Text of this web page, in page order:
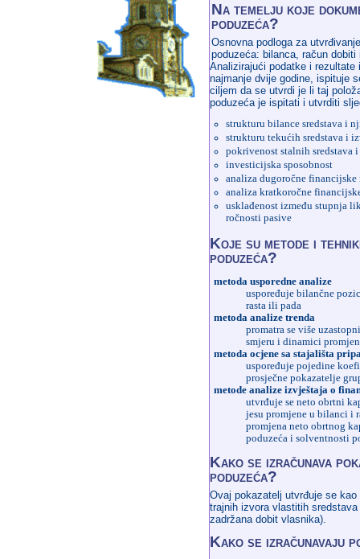
Na temelju koje
poduzeća?
Osnovna podloga za
poduzeća: bilanca, račun
Analizirajući podatke i
najmanje dvije godine, ispituje
ciljem da se utvrdi je li taj
poduzeća je ispitati i utvrditi
strukturu bilance sredstava i
strukturu tekućih sredstava i
pokrivenost stalnih sredstava
investicijska sposobnost
analiza dugoročne financijske
analiza kratkoročne
usklađenost između stupnja
ročnosti pasive
Koje su metode i
poduzeća?
metoda usporedne analize
uspoređuje bilančne
rasta ili pada
metoda analize trenda
promatra se više
smjeru i dinamici
metoda ocjene sa stajališta
uspoređuje pojedine
prosječne pokazatelje
metode analize izvještaja o
utvrđuje se neto obrtni
jesu promjene u bilanci i
promjena neto obrtnog
poduzeća i solventnosti
Kako se izračunava
poduzeća?
Ovaj pokazatelj utvrđuje se
trajnih izvora vlastitih
zadržana dobit vlasnika).
Kako se izračunavaju